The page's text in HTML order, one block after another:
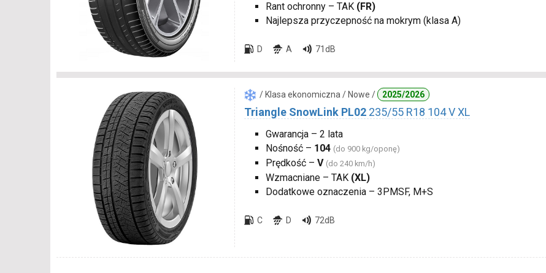
Rant ochronny – TAK (FR)
Najlepsza przyczepność na mokrym (klasa A)
D A 71dB
/ Klasa ekonomiczna / Nowe / 2025/2026
Triangle SnowLink PL02 235/55 R18 104 V XL
Gwarancja – 2 lata
Nośność – 104 (do 900 kg/oponę)
Prędkość – V (do 240 km/h)
Wzmacniane – TAK (XL)
Dodatkowe oznaczenia – 3PMSF, M+S
C D 72dB